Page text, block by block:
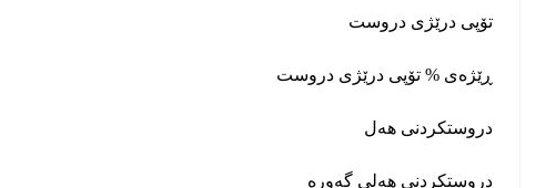
تۆپی درێژی دروست
ڕێژەی % تۆپی درێژی دروست
دروستکردنی هەل
دروستکردنی هەلی گەورە